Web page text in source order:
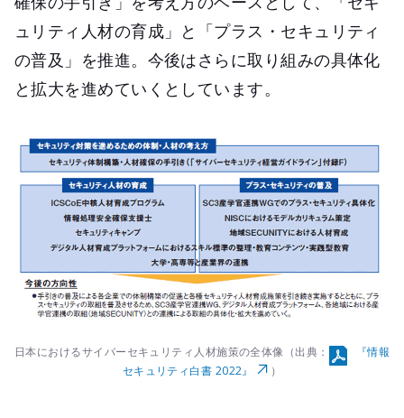
ュリティ人材の育成」と「プラス・セキュリティ
の普及」を推進。今後はさらに取り組みの具体化
と拡大を進めていくとしています。
日本におけるサイバーセキュリティ人材施策の全体像（出典：
『情報
セキュリティ白書 2022』
）